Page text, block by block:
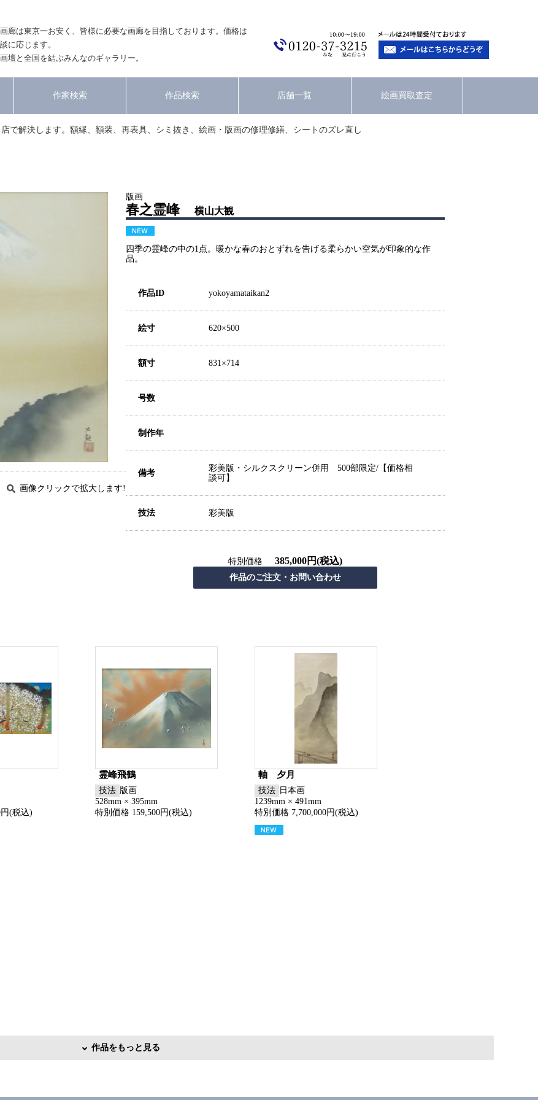
廊は東京一お安く、皆様に必要な画廊を目指しております。価格は
に応じます。
壇と全国を結ぶみんなのギャラリー。
作家検索 作品検索 店舗一覧 絵画買取査定
で解決します。額縁、額装、再表具、シミ抜き、絵画・版画の修理修繕、シートのズレ直し
画像クリックで拡大します!
版画
春之霊峰 横山大観
四季の霊峰の中の1点。暖かな春のおとずれを告げる柔らかい空気が印象的な作
品。
作品ID yokoyamataikan2
絵寸 620×500
額寸 831×714
号数
制作年
備考
彩美版・シルクスクリーン併用 500部限定/【価格相
談可】
技法 彩美版
特別価格 385,000円(税込)
(税込)
霊峰飛鶴
技法 版画
528mm × 395mm
特別価格 159,500円(税込)
軸 夕月
技法 日本画
1239mm × 491mm
特別価格 7,700,000円(税込)
作品をもっと見る